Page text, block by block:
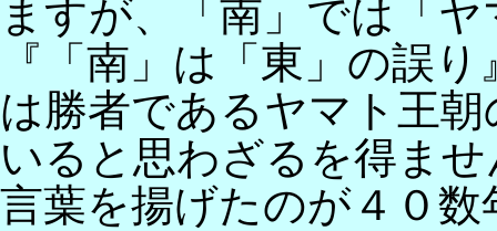
ますが、「南」では「
『「南」は「東」の誤
は勝者であるヤマト王
いると思わざるを得ま
言葉を揚げたのが４０